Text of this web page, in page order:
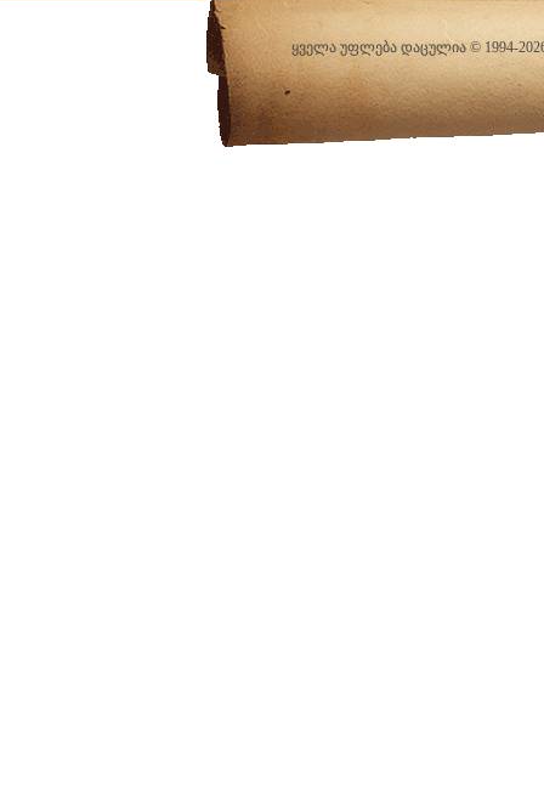
ყველა უფლება დაცულია © 1994-